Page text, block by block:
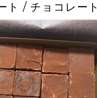
ト / チョコレー